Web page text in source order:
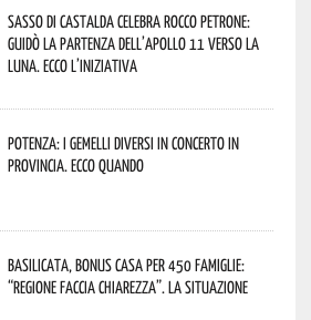
Sasso di Castalda celebra Rocco Petrone:
guidò la partenza dell’Apollo 11 verso la
Luna. Ecco l’iniziativa
Potenza: i Gemelli DiVersi in concerto in
provincia. Ecco quando
Basilicata, Bonus casa per 450 famiglie:
“Regione faccia chiarezza”. La situazione